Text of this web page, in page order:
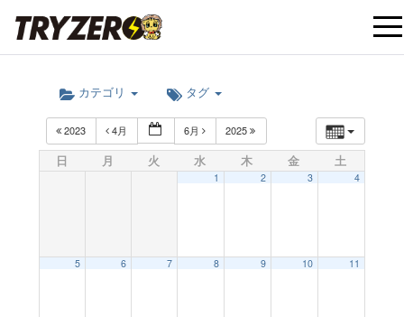
t
カテゴリ タグ
2023 4月 6月 2025
日 月 火 水 木 金 土
1 2 3 4
5 6 7 8 9 10 11